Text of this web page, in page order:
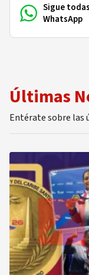
Sigue
WhatsApp